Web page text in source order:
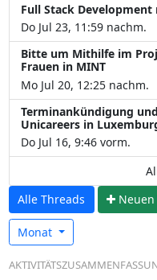
Full Stack
Do Jul 23, 11:59 nachm.
Bitte um Mithilfe im
Frauen in MINT
Mo Jul 20, 12:25 nachm.
Terminankündigung
Unicareers in
Do Jul 16, 9:46 vorm.
Alle Threads
N
Monat